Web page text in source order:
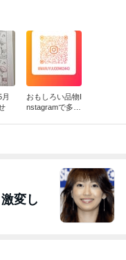
おもしろい品物I
nstagramで多数
変し